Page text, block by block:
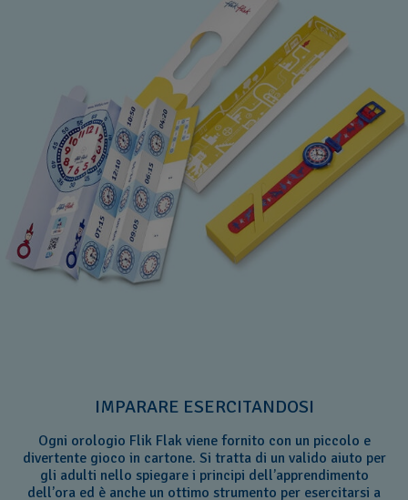
IMPARARE ESERCITANDOSI
Ogni orologio Flik Flak viene fornito con un piccolo e
divertente gioco in cartone. Si tratta di un valido aiuto per
gli adulti nello spiegare i principi dell’apprendimento
dell’ora ed è anche un ottimo strumento per esercitarsi a